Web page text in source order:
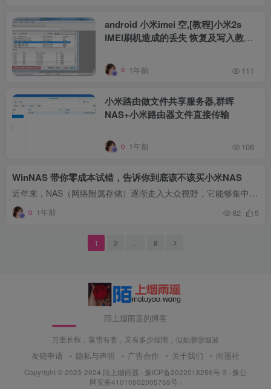
android 小米imei 空,[教程]小米2s
IMEI刷机造成的丢失 恢复及写入教程
1年前 111
小米路由做文件共享服务器,群晖
NAS+小米路由器文件直接传输
1年前 106
WinNAS 带你零成本试错，告诉你到底该不该买小米NAS
近年来，NAS（网络附属存储）逐渐走入大众视野，它能够集中存储和管理数据，并提供文件共享、远程访问等功能，堪称家庭和小型办公室的数据管理中心。据说...
1年前 82 5
1 2 8
陌上烟雨遥的博客
万里长秋，落雪有客，又有多少烟雨，似如渺渺烟波
友链申请 隐私与声明 广告合作 关于我们 雨遥社
Copyright © 2023-2024 陌上烟雨遥 · 豫ICP备2022018256号-3 · 豫公
网安备41010502005755号 ·